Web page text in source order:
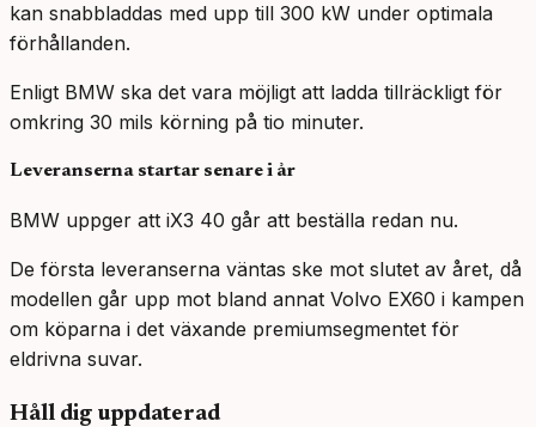
kan snabbladdas med upp till 300 kW under optimala
förhållanden.
Enligt BMW ska det vara möjligt att ladda tillräckligt för
omkring 30 mils körning på tio minuter.
Leveranserna startar senare i år
BMW uppger att iX3 40 går att beställa redan nu.
De första leveranserna väntas ske mot slutet av året, då
modellen går upp mot bland annat Volvo EX60 i kampen
om köparna i det växande premiumsegmentet för
eldrivna suvar.
Håll dig uppdaterad